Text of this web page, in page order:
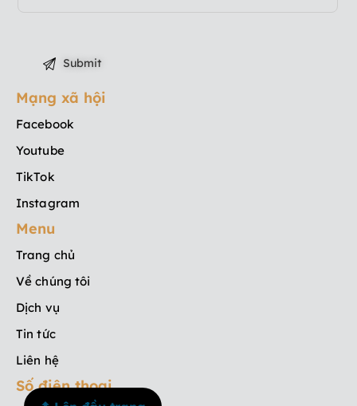
Mạng xã hội
Facebook
Youtube
TikTok
Instagram
Menu
Trang chủ
Về chúng tôi
Dịch vụ
Tin tức
Liên hệ
Số điện thoại